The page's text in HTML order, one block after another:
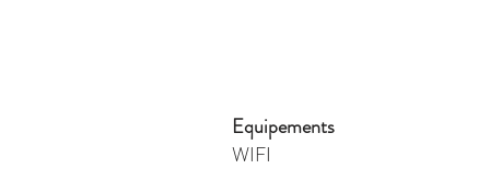
Equipements
WIFI